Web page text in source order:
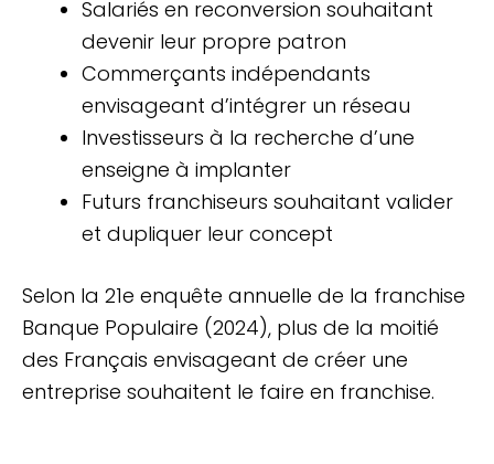
Salariés en reconversion souhaitant
devenir leur propre patron
Commerçants indépendants
envisageant d’intégrer un réseau
Investisseurs à la recherche d’une
enseigne à implanter
Futurs franchiseurs souhaitant valider
et dupliquer leur concept
Selon la 21e enquête annuelle de la franchise
Banque Populaire (2024), plus de la moitié
des Français envisageant de créer une
entreprise souhaitent le faire en franchise.